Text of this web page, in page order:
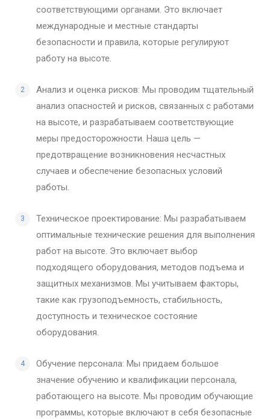
соответствующими органами. Это включает
международные и местные стандарты
безопасности и правила, которые регулируют
работу на высоте.
Анализ и оценка рисков: Мы проводим тщательный
анализ опасностей и рисков, связанных с работами
на высоте, и разрабатываем соответствующие
меры предосторожности. Наша цель —
предотвращение возникновения несчастных
случаев и обеспечение безопасных условий
работы.
Техническое проектирование: Мы разрабатываем
оптимальные технические решения для выполнения
работ на высоте. Это включает выбор
подходящего оборудования, методов подъема и
защитных механизмов. Мы учитываем факторы,
такие как грузоподъемность, стабильность,
доступность и техническое состояние
оборудования.
Обучение персонала: Мы придаем большое
значение обучению и квалификации персонала,
работающего на высоте. Мы проводим обучающие
программы, которые включают в себя безопасные